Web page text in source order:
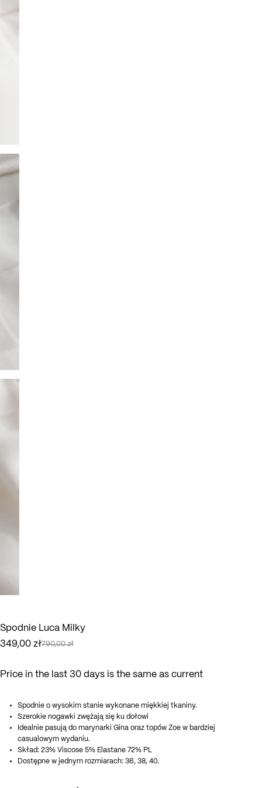
Spodnie Luca Milky
790,00zł
Pierwotna
wynosiła:
790,00 zł.
349,00 zł
Aktualna
wynosi:
349,00 zł.
Price in the last 30 days is the same as current
Spodnie o wysokim stanie wykonane miękkiej tkaniny.
Szerokie nogawki zwężają się ku dołowi
Idealnie pasują do marynarki Gina oraz topów Zoe w bardziej
casualowym wydaniu.
Skład: 23% Viscose 5% Elastane 72% PL
Dostępne w jednym rozmiarach: 36, 38, 40.